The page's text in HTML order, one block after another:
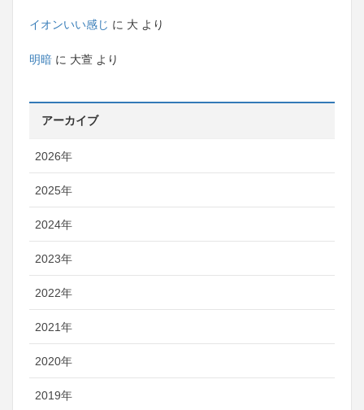
イオンいい感じ に 大 より
明暗 に 大萱 より
アーカイブ
2026年
2025年
2024年
2023年
2022年
2021年
2020年
2019年